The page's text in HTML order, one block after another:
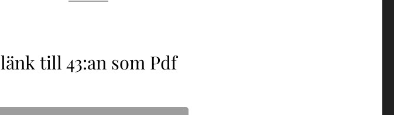
länk till 43:an som Pdf